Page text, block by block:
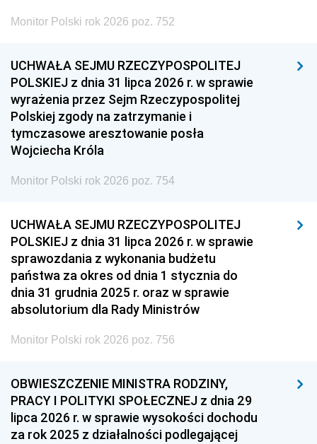
Monitor Polski rok 2026 poz. 752
UCHWAŁA SEJMU RZECZYPOSPOLITEJ
POLSKIEJ z dnia 31 lipca 2026 r. w sprawie
wyrażenia przez Sejm Rzeczypospolitej
Polskiej zgody na zatrzymanie i
tymczasowe aresztowanie posła
Wojciecha Króla
Monitor Polski rok 2026 poz. 754
UCHWAŁA SEJMU RZECZYPOSPOLITEJ
POLSKIEJ z dnia 31 lipca 2026 r. w sprawie
sprawozdania z wykonania budżetu
państwa za okres od dnia 1 stycznia do
dnia 31 grudnia 2025 r. oraz w sprawie
absolutorium dla Rady Ministrów
Monitor Polski rok 2026 poz. 756
OBWIESZCZENIE MINISTRA RODZINY,
PRACY I POLITYKI SPOŁECZNEJ z dnia 29
lipca 2026 r. w sprawie wysokości dochodu
za rok 2025 z działalności podlegającej